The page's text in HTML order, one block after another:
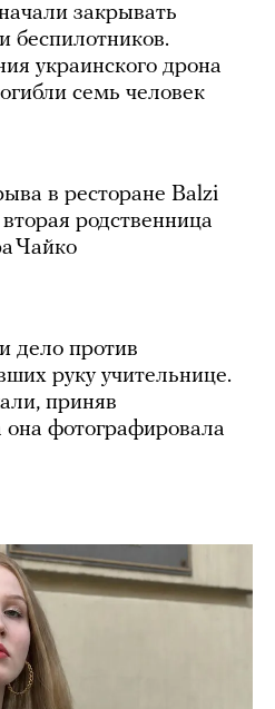
закрывать
беспилотников.
украинского дрона
семь человек
в ресторане Balzi
родственница
Чайко
дело против
руку учительнице.
приняв
она фотографировала